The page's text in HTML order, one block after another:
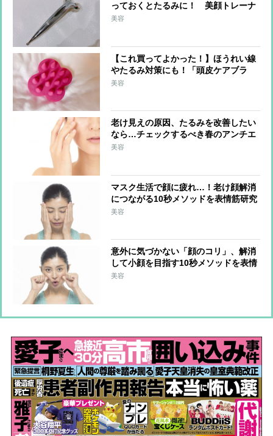
っておくとたるみに！ 美顔トレーナ
ーがお手軽むくみケアに愛用するアイ
美容
【これ買ってよかった！】ほうれい線
やたるみ対策にも！「頭皮ケアブラ
シ」でアラフィフの“たるみ顔”を改善
美容
老け見えの原因、たるみを改善したい
なら…チェックするべき春のアンチエ
イジング食材
美容
マスク生活で顔に疲れ…！老け顔解消
につながる10秒メソッドを表情筋研究
家が解説
美容
意外に気づかない「顔のコリ」、解消
して小顔を目指す10秒メソッドを表情
筋研究家が指南！
美容